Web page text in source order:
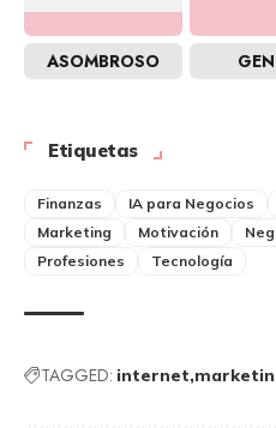
ASOMBROSO
Etiquetas
Finanzas IA para Negocios
Marketing
Motivación
Profesiones
Tecnología
TAGGED: internet